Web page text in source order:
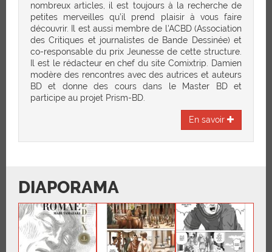
nombreux articles, il est toujours à la recherche de
petites merveilles qu’il prend plaisir à vous faire
découvrir. Il est aussi membre de l'ACBD (Association
des Critiques et journalistes de Bande Dessinée) et
co-responsable du prix Jeunesse de cette structure.
Il est le rédacteur en chef du site Comixtrip. Damien
modère des rencontres avec des autrices et auteurs
BD et donne des cours dans le Master BD et
participe au projet Prism-BD.
En savoir
DIAPORAMA